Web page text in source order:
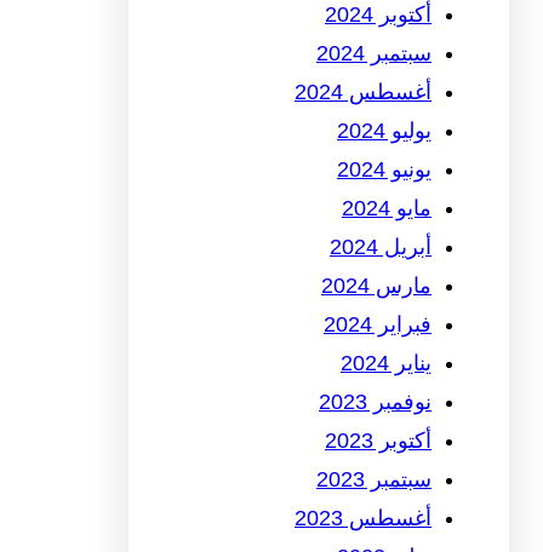
أكتوبر 2024
سبتمبر 2024
أغسطس 2024
يوليو 2024
يونيو 2024
مايو 2024
أبريل 2024
مارس 2024
فبراير 2024
يناير 2024
نوفمبر 2023
أكتوبر 2023
سبتمبر 2023
أغسطس 2023